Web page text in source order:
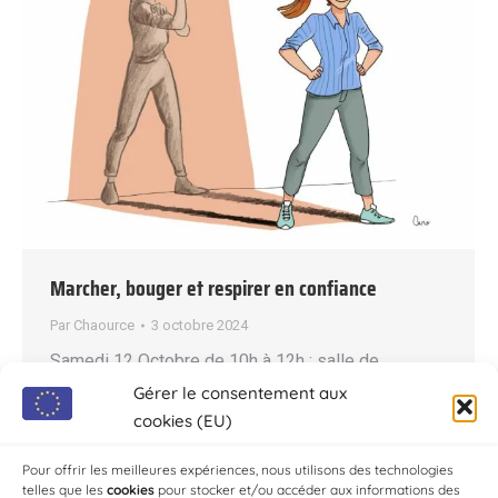
Gérer le consentement aux
cookies (EU)
Pour offrir les meilleures expériences, nous utilisons des technologies
telles que les cookies pour stocker et/ou accéder aux informations des
Marcher, bouger et respirer en confiance
Par Chaource 3 octobre 2024
Samedi 12 Octobre de 10h à 12h : salle de
motricité de l’école maternelle : “Marcher, bouger
et respirer en confiance” Animateur : Fabien
86471020